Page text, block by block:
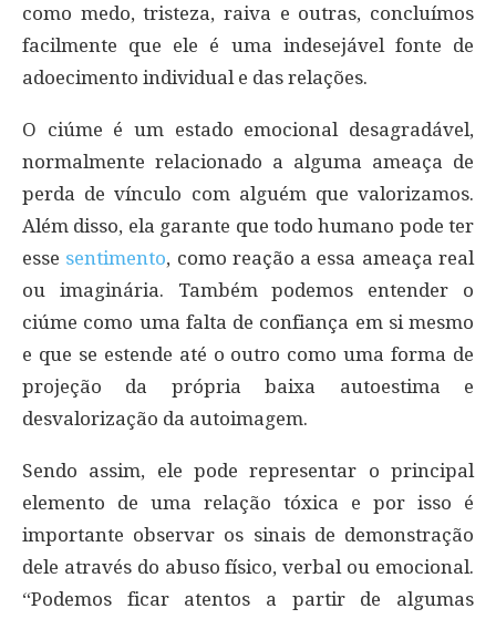
como medo, tristeza, raiva e outras, concluímos
facilmente que ele é uma indesejável fonte de
adoecimento individual e das relações.
O ciúme é um estado emocional desagradável,
normalmente relacionado a alguma ameaça de
perda de vínculo com alguém que valorizamos.
Além disso, ela garante que todo humano pode ter
esse sentimento, como reação a essa ameaça real
ou imaginária. Também podemos entender o
ciúme como uma falta de confiança em si mesmo
e que se estende até o outro como uma forma de
projeção da própria baixa autoestima e
desvalorização da autoimagem.
Sendo assim, ele pode representar o principal
elemento de uma relação tóxica e por isso é
importante observar os sinais de demonstração
dele através do abuso físico, verbal ou emocional.
“Podemos ficar atentos a partir de algumas